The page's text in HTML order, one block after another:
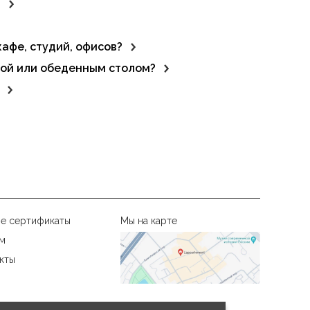
центром внимания.
студий, офисов?
или обеденным столом?
Мы на карте
сертификаты